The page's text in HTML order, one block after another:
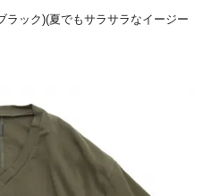
ック)(夏でもサラサラなイージー